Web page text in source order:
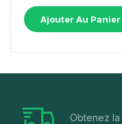
Ajouter Au Panier
Obtenez